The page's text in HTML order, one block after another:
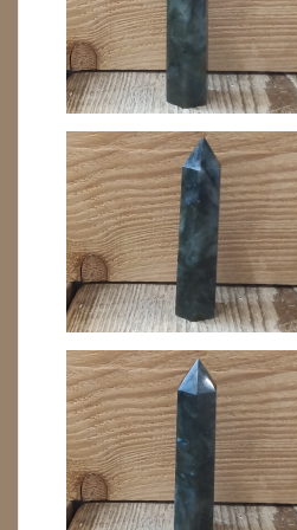
HUISREINIGING
KAARSEN
LAMPEN
MASSAGE
METEORIETEN
READING EN PERSOONLIJK ADVIES
RUWE STENEN
SCHEDELS / SKULLS
SELENIET
SPECIALE STUKKEN
TELEFOON KOORDEN